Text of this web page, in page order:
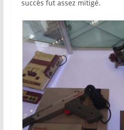
succès fut assez mitigé.